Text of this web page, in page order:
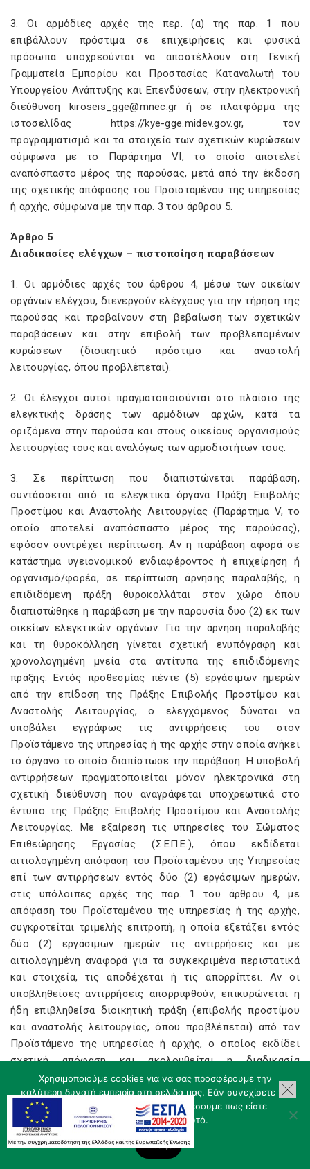
3. Οι αρμόδιες αρχές της περ. (α) της παρ. 1 που
επιβάλλουν πρόστιμα σε επιχειρήσεις και φυσικά
πρόσωπα υποχρεούνται να αποστέλλουν στη Γενική
Γραμματεία Εμπορίου και Προστασίας Καταναλωτή του
Υπουργείου Ανάπτυξης και Επενδύσεων, στην ηλεκτρονική
διεύθυνση kiroseis_gge@mnec.gr ή σε πλατφόρμα της
ιστοσελίδας https://kye-gge.midev.gov.gr, τον
προγραμματισμό και τα στοιχεία των σχετικών κυρώσεων
σύμφωνα με το Παράρτημα VI, το οποίο αποτελεί
αναπόσπαστο μέρος της παρούσας, μετά από την έκδοση
της σχετικής απόφασης του Προϊσταμένου της υπηρεσίας
ή αρχής, σύμφωνα με την παρ. 3 του άρθρου 5.
Άρθρο 5
Διαδικασίες ελέγχων – πιστοποίηση παραβάσεων
1. Οι αρμόδιες αρχές του άρθρου 4, μέσω των οικείων
οργάνων ελέγχου, διενεργούν ελέγχους για την τήρηση της
παρούσας και προβαίνουν στη βεβαίωση των σχετικών
παραβάσεων και στην επιβολή των προβλεπομένων
κυρώσεων (διοικητικό πρόστιμο και αναστολή
λειτουργίας, όπου προβλέπεται).
2. Οι έλεγχοι αυτοί πραγματοποιούνται στο πλαίσιο της
ελεγκτικής δράσης των αρμόδιων αρχών, κατά τα
οριζόμενα στην παρούσα και στους οικείους οργανισμούς
λειτουργίας τους και αναλόγως των αρμοδιοτήτων τους.
3. Σε περίπτωση που διαπιστώνεται παράβαση,
συντάσσεται από τα ελεγκτικά όργανα Πράξη Επιβολής
Προστίμου και Αναστολής Λειτουργίας (Παράρτημα V, το
οποίο αποτελεί αναπόσπαστο μέρος της παρούσας),
εφόσον συντρέχει περίπτωση. Αν η παράβαση αφορά σε
κατάστημα υγειονομικού ενδιαφέροντος ή επιχείρηση ή
οργανισμό/φορέα, σε περίπτωση άρνησης παραλαβής, η
επιδιδόμενη πράξη θυροκολλάται στον χώρο όπου
διαπιστώθηκε η παράβαση με την παρουσία δυο (2) εκ των
οικείων ελεγκτικών οργάνων. Για την άρνηση παραλαβής
και τη θυροκόλληση γίνεται σχετική ενυπόγραφη και
χρονολογημένη μνεία στα αντίτυπα της επιδιδόμενης
πράξης. Εντός προθεσμίας πέντε (5) εργάσιμων ημερών
από την επίδοση της Πράξης Επιβολής Προστίμου και
Αναστολής Λειτουργίας, ο ελεγχόμενος δύναται να
υποβάλει εγγράφως τις αντιρρήσεις του στον
Προϊστάμενο της υπηρεσίας ή της αρχής στην οποία ανήκει
το όργανο το οποίο διαπίστωσε την παράβαση. Η υποβολή
αντιρρήσεων πραγματοποιείται μόνον ηλεκτρονικά στη
σχετική διεύθυνση που αναγράφεται υποχρεωτικά στο
έντυπο της Πράξης Επιβολής Προστίμου και Αναστολής
Λειτουργίας. Με εξαίρεση τις υπηρεσίες του Σώματος
Επιθεώρησης Εργασίας (Σ.ΕΠ.Ε.), όπου εκδίδεται
αιτιολογημένη απόφαση του Προϊσταμένου της Υπηρεσίας
επί των αντιρρήσεων εντός δύο (2) εργάσιμων ημερών,
στις υπόλοιπες αρχές της παρ. 1 του άρθρου 4, με
απόφαση του Προϊσταμένου της υπηρεσίας ή της αρχής,
συγκροτείται τριμελής επιτροπή, η οποία εξετάζει εντός
δύο (2) εργάσιμων ημερών τις αντιρρήσεις και με
αιτιολογημένη αναφορά για τα συγκεκριμένα περιστατικά
και στοιχεία, τις αποδέχεται ή τις απορρίπτει. Αν οι
υποβληθείσες αντιρρήσεις απορριφθούν, επικυρώνεται η
ήδη επιβληθείσα διοικητική πράξη (επιβολής προστίμου
και αναστολής λειτουργίας, όπου προβλέπεται) από τον
Προϊστάμενο της υπηρεσίας ή αρχής, ο οποίος εκδίδει
σχετική απόφαση και ακολουθείται η διαδικασία
βεβαίωσης και είσπραξης του προστίμου μέσω του
ηλεκτρονικού παραβόλου, όπως περιγράφεται στο άρθρο
7. Αν οι υποβληθείσες αντιρρήσεις γίνουν δεκτές, η
ελεγκτική αρχή που εξέδωσε την πράξη του προηγούμενου
εδαφίου προβαίνει σε ακύρωση α) της πράξης, β) της
καταχωρισμένης παράβασης στην πλατφόρμα της
Χρησιμοποιούμε cookies για να σας προσφέρουμε την
καλύτερη δυνατή εμπειρία στη σελίδα μας. Εάν συνεχίσετε να
χρησιμοποιείτε τη σελίδα, θα υποθέσουμε πως είστε
ικανοποιημένοι με αυτό.
Εντάξει